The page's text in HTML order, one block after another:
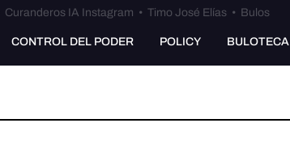
Curanderos IA Instagram • Timo José Elías• Bulos
CONTROL DEL PODER POLICY BULOTECA